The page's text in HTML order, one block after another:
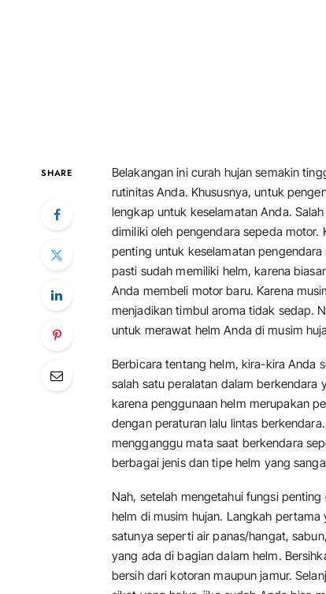
SHARE
Belakangan ini curah hujan semakin
rutinitas Anda. Khususnya, untuk
lengkap untuk keselamatan Anda.
dimiliki oleh pengendara sepeda
penting untuk keselamatan
pasti sudah memiliki helm, karena
Anda membeli motor baru. Karena
menjadikan timbul aroma tidak sedap.
untuk merawat helm Anda di musim
Berbicara tentang helm, kira-kira Anda
salah satu peralatan dalam berkendara
karena penggunaan helm merupakan
dengan peraturan lalu lintas
mengganggu mata saat berkendara
berbagai jenis dan tipe helm yang
Nah, setelah mengetahui fungsi
helm di musim hujan. Langkah
satunya seperti air panas/hangat,
yang ada di bagian dalam helm.
bersih dari kotoran maupun jamur.